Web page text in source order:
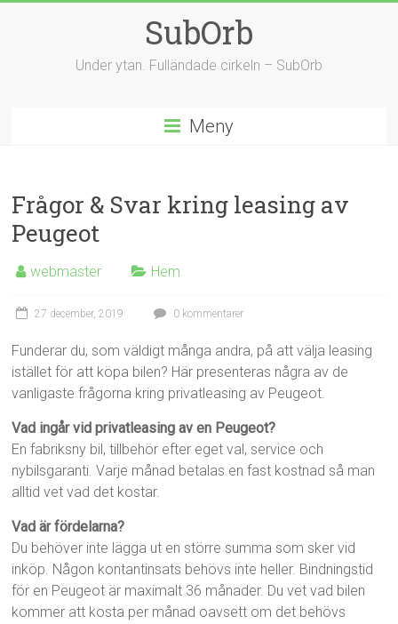
SubOrb
Under ytan. Fulländade cirkeln – SubOrb
Meny
Frågor & Svar kring leasing av
Peugeot
webmaster Hem
27 december, 2019 0 kommentarer
Funderar du, som väldigt många andra, på att välja leasing
istället för att köpa bilen? Här presenteras några av de
vanligaste frågorna kring privatleasing av Peugeot.
Vad ingår vid privatleasing av en Peugeot?
En fabriksny bil, tillbehör efter eget val, service och
nybilsgaranti. Varje månad betalas en fast kostnad så man
alltid vet vad det kostar.
Vad är fördelarna?
Du behöver inte lägga ut en större summa som sker vid
inköp. Någon kontantinsats behövs inte heller. Bindningstid
för en Peugeot är maximalt 36 månader. Du vet vad bilen
kommer att kosta per månad oavsett om det behövs